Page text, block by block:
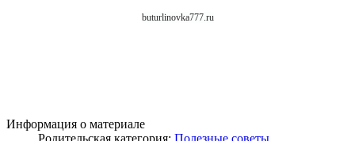
buturlinovka777.ru
Информация о материале
Родительская категория: Полезные советы